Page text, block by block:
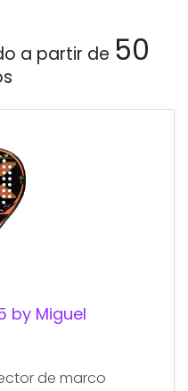
a partir de 50
by Miguel
de marco